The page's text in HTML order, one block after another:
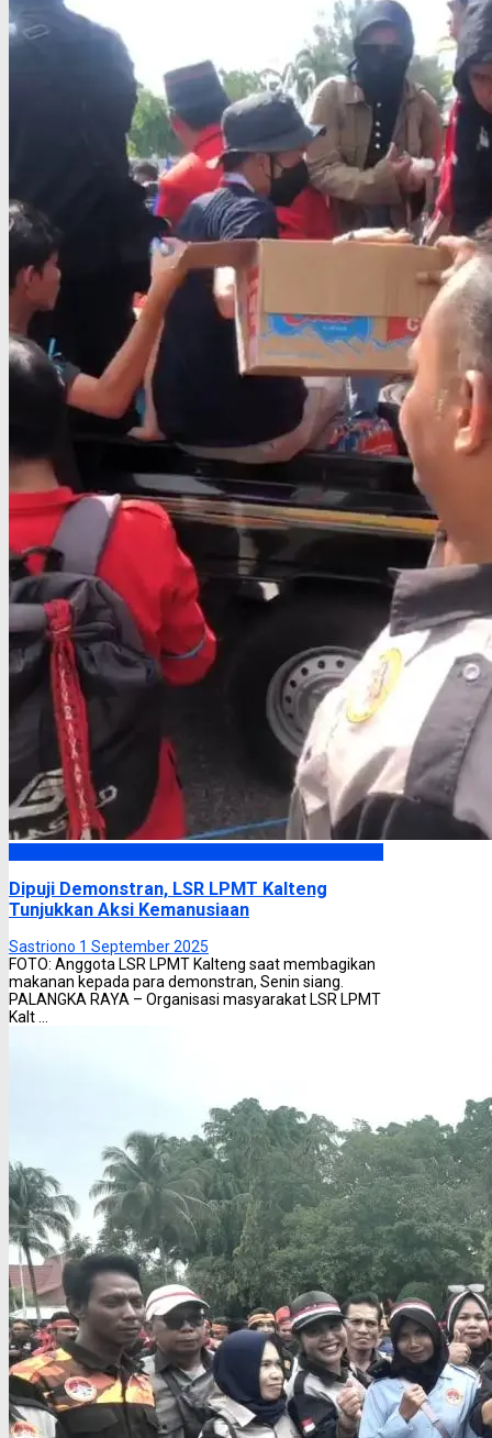
Dipuji Demonstran, LSR LPMT Kalteng
Tunjukkan Aksi Kemanusiaan
Sastriono 1 September 2025
FOTO: Anggota LSR LPMT Kalteng saat membagikan
makanan kepada para demonstran, Senin siang.
PALANGKA RAYA – Organisasi masyarakat LSR LPMT
Kalt ...